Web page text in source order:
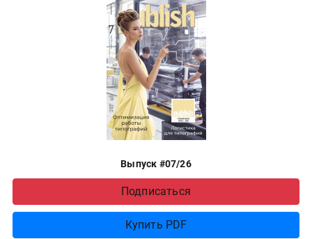
Выпуск #07/26
Подписаться
Купить PDF